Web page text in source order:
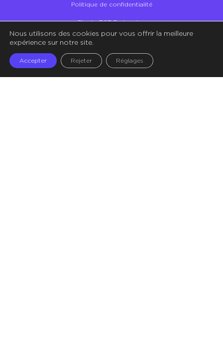
Politique de confidentialité
Charte RSE Partenaires
Illustrations – Crédit Storyset
Nous utilisons des cookies pour vous offrir la meilleure
expérience sur notre site.
Accepter Rejeter Réglages